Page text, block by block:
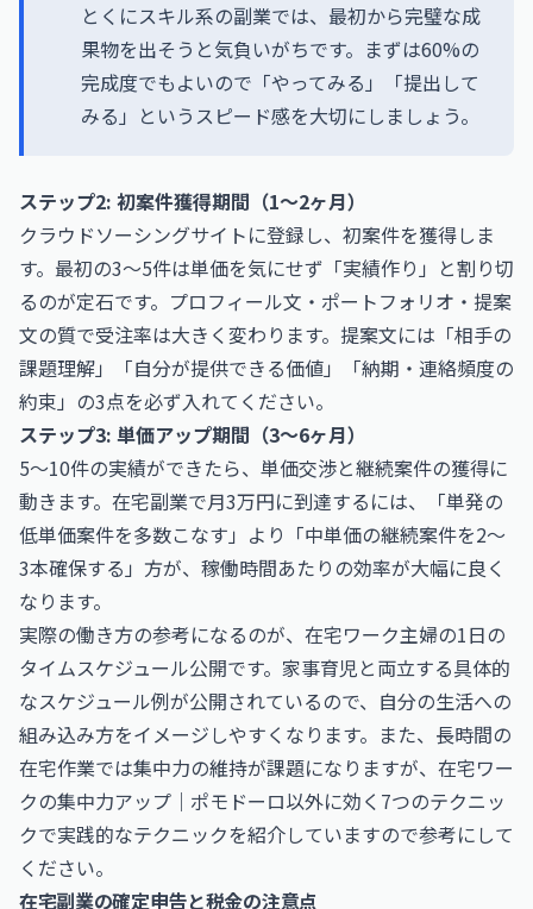
とくにスキル系の副業では、最初から完璧な成
果物を出そうと気負いがちです。まずは60%の
完成度でもよいので「やってみる」「提出して
みる」というスピード感を大切にしましょう。
ステップ2: 初案件獲得期間（1〜2ヶ月）
クラウドソーシングサイトに登録し、初案件を獲得しま
す。最初の3〜5件は単価を気にせず「実績作り」と割り切
るのが定石です。プロフィール文・ポートフォリオ・提案
文の質で受注率は大きく変わります。提案文には「相手の
課題理解」「自分が提供できる価値」「納期・連絡頻度の
約束」の3点を必ず入れてください。
ステップ3: 単価アップ期間（3〜6ヶ月）
5〜10件の実績ができたら、単価交渉と継続案件の獲得に
動きます。在宅副業で月3万円に到達するには、「単発の
低単価案件を多数こなす」より「中単価の継続案件を2〜
3本確保する」方が、稼働時間あたりの効率が大幅に良く
なります。
実際の働き方の参考になるのが、 在宅ワーク主婦の1日の
タイムスケジュール公開です。家事育児と両立する具体的
なスケジュール例が公開されているので、自分の生活への
組み込み方をイメージしやすくなります。また、長時間の
在宅作業では集中力の維持が課題になりますが、 在宅ワー
クの集中力アップ｜ポモドーロ以外に効く7つのテクニッ
クで実践的なテクニックを紹介していますので参考にして
ください。
在宅副業の確定申告と税金の注意点